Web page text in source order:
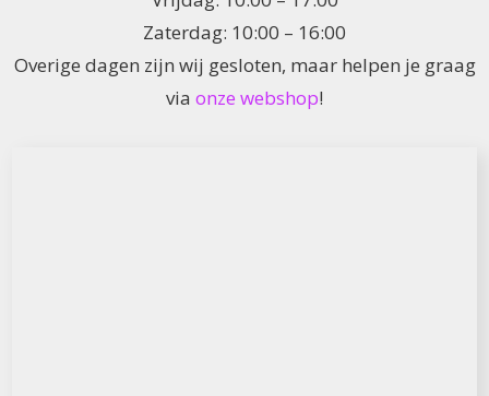
Zaterdag: 10:00 – 16:00
Overige dagen zijn wij gesloten, maar helpen je graag
via onze webshop!